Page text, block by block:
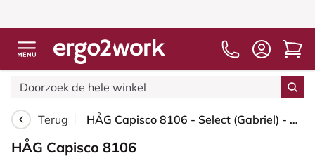
Terug HÅG Capisco 8106 - Select (Gabriel) - Wol / Polyamide - SC61186 - Chestnut - Zilver - 200 mm (Zithoogte 46-64mm) - Harde wielen t.b.v. zachte vloeren
HÅG Capisco 8106